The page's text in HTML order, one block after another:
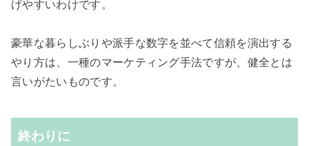
げやすいわけです。
豪華な暮らしぶりや派手な数字を並べて信頼を演出する
やり方は、一種のマーケティング手法ですが、健全とは
言いがたいものです。
終わりに